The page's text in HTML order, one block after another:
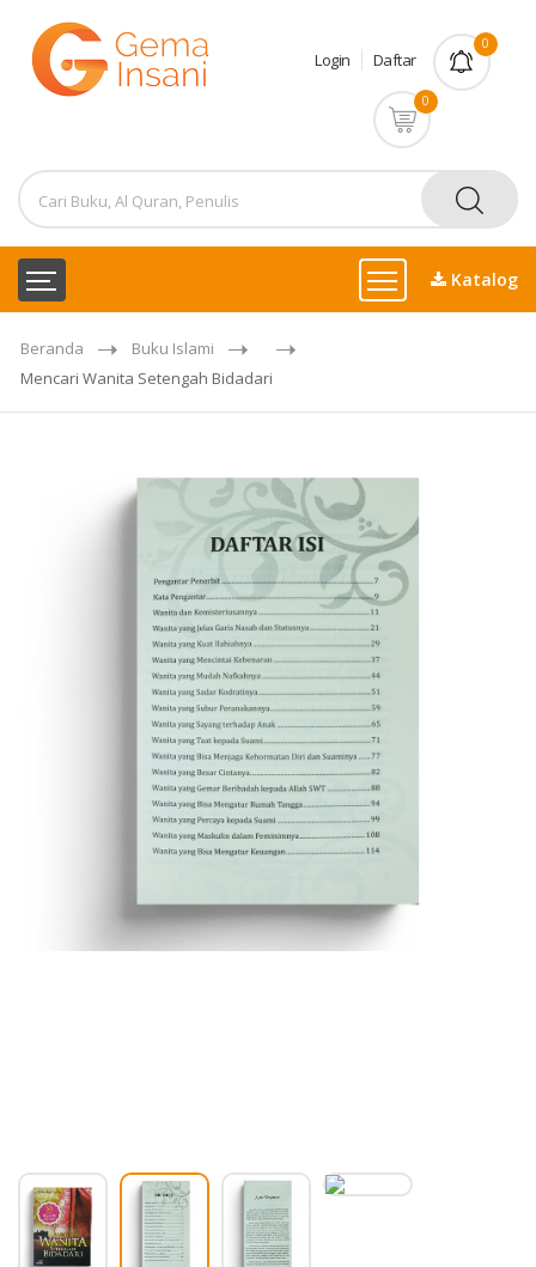
Login Daftar
0
0
Katalog
Beranda
Buku Islami
Mencari Wanita Setengah Bidadari